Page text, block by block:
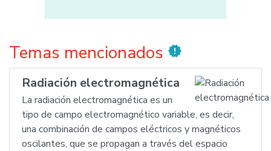
Temas mencionados new_releases
Radiación electromagnética
La radiación electromagnética es un
tipo de campo electromagnético variable, es decir,
una combinación de campos eléctricos y magnéticos
oscilantes, que se propagan a través del espacio